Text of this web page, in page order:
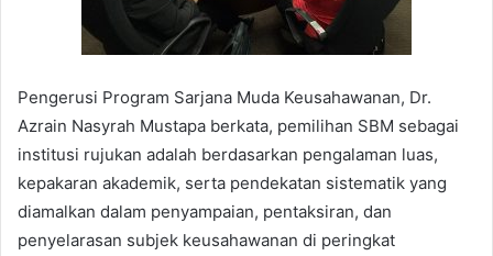
Pengerusi Program Sarjana Muda Keusahawanan, Dr.
Azrain Nasyrah Mustapa berkata, pemilihan SBM sebagai
institusi rujukan adalah berdasarkan pengalaman luas,
kepakaran akademik, serta pendekatan sistematik yang
diamalkan dalam penyampaian, pentaksiran, dan
penyelarasan subjek keusahawanan di peringkat